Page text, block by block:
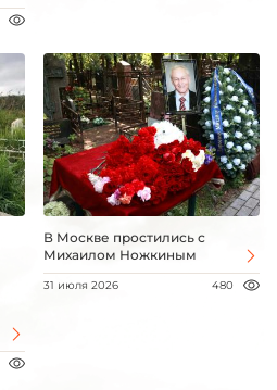
В Москве простились с
Михаилом Ножкиным
31 июля 2026 480